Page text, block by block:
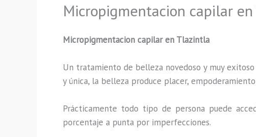
Micropigmentacion capilar
Micropigmentacion capilar en Tlazintla
Un tratamiento de belleza novedoso y muy
y única, la belleza produce placer,
Prácticamente todo tipo de persona puede
porcentaje a punta por imperfecciones.